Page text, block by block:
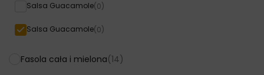
Salsa Guacamole(0)
Salsa Guacamole(0)
Fasola cała i mielona(14)